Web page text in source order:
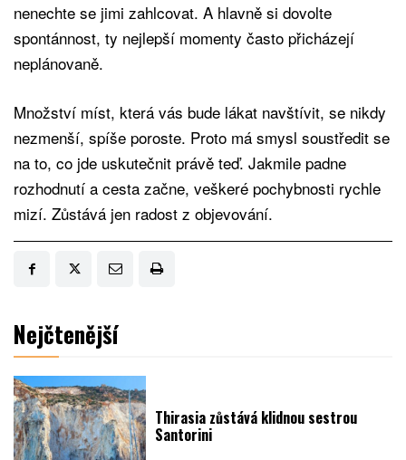
nenechte se jimi zahlcovat. A hlavně si dovolte
spontánnost, ty nejlepší momenty často přicházejí
neplánovaně.
Množství míst, která vás bude lákat navštívit, se nikdy
nezmenší, spíše poroste. Proto má smysl soustředit se
na to, co jde uskutečnit právě teď. Jakmile padne
rozhodnutí a cesta začne, veškeré pochybnosti rychle
mizí. Zůstává jen radost z objevování.
Nejčtenější
Thirasia zůstává klidnou sestrou
Santorini